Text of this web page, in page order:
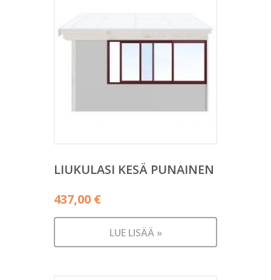
LIUKULASI KESÄ PUNAINEN
437,00 €
LUE LISÄÄ »